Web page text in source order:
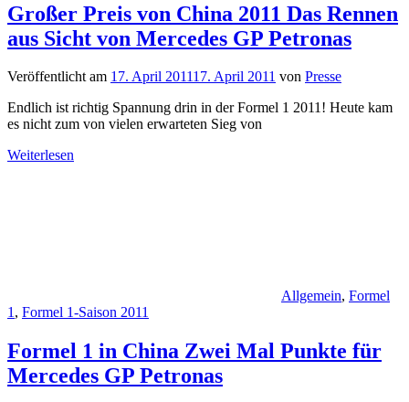
Großer Preis von China 2011 Das Rennen
aus Sicht von Mercedes GP Petronas
Veröffentlicht am 17. April 201117. April 2011 von Presse
Endlich ist richtig Spannung drin in der Formel 1 2011! Heute kam
es nicht zum von vielen erwarteten Sieg von
Weiterlesen
Allgemein, Formel
1, Formel 1-Saison 2011
Formel 1 in China Zwei Mal Punkte für
Mercedes GP Petronas